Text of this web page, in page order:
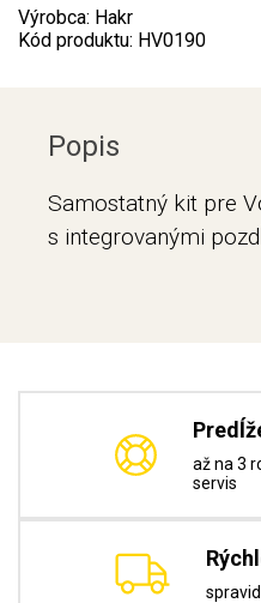
Výrobca: Hakr
Kód produktu: HV0190
Popis
Samostatný kit pre
s integrovanými
až na 3
servis